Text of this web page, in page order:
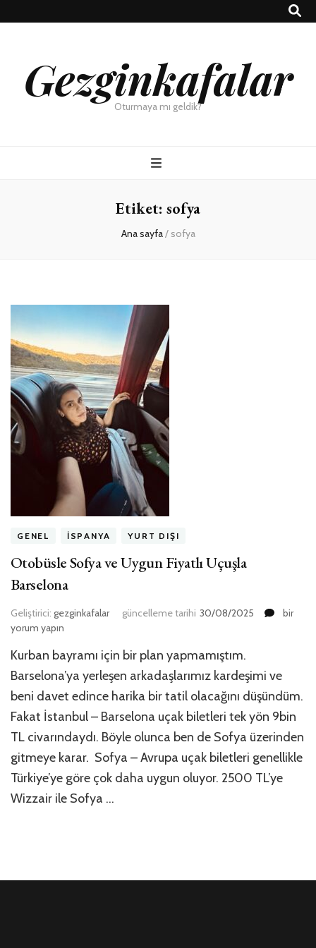
Gezginkafalar
Oturmaya mı geldik?
Etiket: sofya
Ana sayfa/ sofya
GENEL İSPANYA YURT DIŞI
Otobüsle Sofya ve Uygun Fiyatlı Uçuşla
Barselona
Geliştirici: gezginkafalar güncelleme tarihi 30/08/2025
Fiyatlı
için
bir
yorum yapın
Kurban bayramı için bir plan yapmamıştım.
Barselona’ya yerleşen arkadaşlarımız kardeşimi ve
beni davet edince harika bir tatil olacağını düşündüm.
Fakat İstanbul – Barselona uçak biletleri tek yön 9bin
TL civarındaydı. Böyle olunca ben de Sofya üzerinden
gitmeye karar. Sofya – Avrupa uçak biletleri genellikle
Türkiye’ye göre çok daha uygun oluyor. 2500 TL’ye
Wizzair ile Sofya …